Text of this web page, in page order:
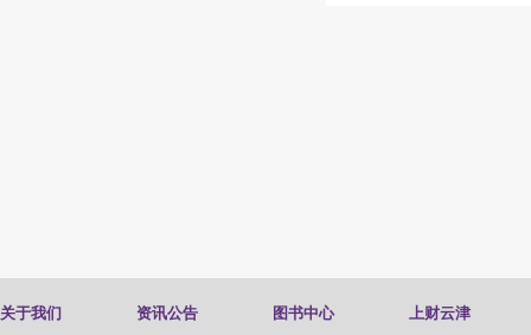
关于我们 资讯公告 图书中心 上财云津